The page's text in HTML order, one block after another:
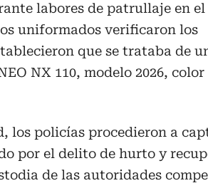
labores de patrullaje en
uniformados verificaron los
que se trataba de
NX 110, modelo 2026, color
los policías procedieron a
por el delito de hurto y
de las autoridades